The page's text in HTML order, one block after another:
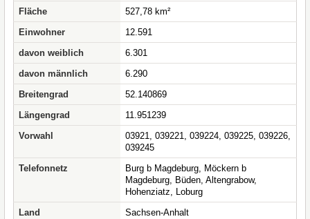
Fläche
527,78 km²
Einwohner
12.591
davon weiblich
6.301
davon männlich
6.290
Breitengrad
52.140869
Längengrad
11.951239
Vorwahl
03921, 039221, 039224, 039225, 039226,
039245
Telefonnetz
Burg b Magdeburg, Möckern b
Magdeburg, Büden, Altengrabow,
Hohenziatz, Loburg
Land
Sachsen-Anhalt